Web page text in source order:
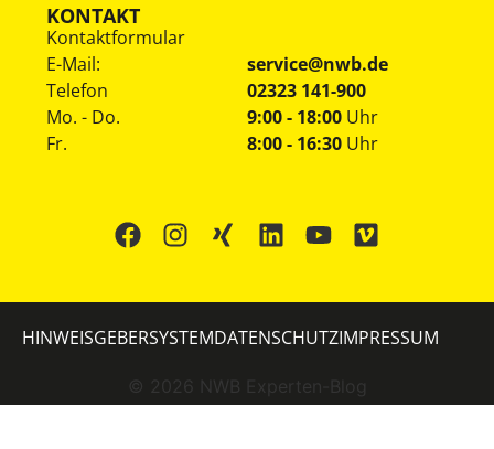
KONTAKT
Kontaktformular
E-Mail:
service@nwb.de
Telefon
02323 141-900
Mo. - Do.
Fr.
9:00 - 18:00 Uhr
8:00 - 16:30 Uhr
© 2026 NWB Experten-Blog
HINWEISGEBERSYSTEMDATENSCHUTZIMPRESSUM